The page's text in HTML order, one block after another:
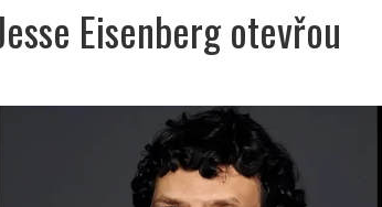
Eisenberg otevřou